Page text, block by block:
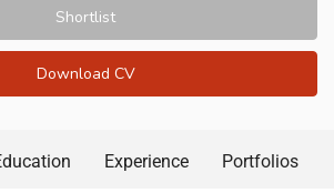
Shortlist
Download CV
Experience Portfolios